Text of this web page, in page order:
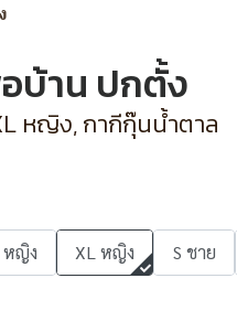
บ้าน ปกตั้ง
หญิง, กากีกุ๊นน้ำตาล
หญิง XL หญิง S ชาย